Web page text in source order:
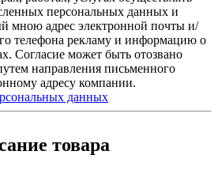
персональных данных и
мною адрес электронной почты и/
телефона рекламу и информацию о
Согласие может быть отозвано
направления письменного
адресу компании.
данных
товара